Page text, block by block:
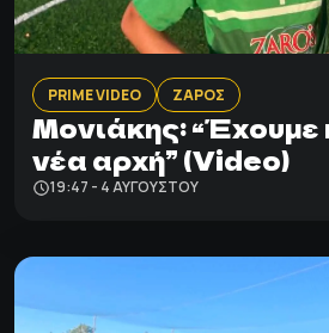
PRIME VIDEO ΖΑΡΟΣ
Μονιάκης: “Έχουμε
νέα αρχή” (Video)
19:47 - 4 ΑΥΓΟΎΣΤΟΥ